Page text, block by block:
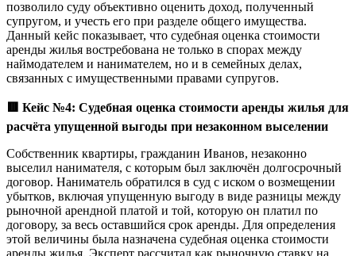
позволило суду объективно оценить доход, полученный
супругом, и учесть его при разделе общего имущества.
Данный кейс показывает, что судебная оценка стоимости
аренды жилья востребована не только в спорах между
наймодателем и нанимателем, но и в семейных делах,
связанных с имущественными правами супругов.
Кейс №4: Судебная оценка стоимости аренды жилья для
расчёта упущенной выгоды при незаконном выселении
Собственник квартиры, гражданин Иванов, незаконно
выселил нанимателя, с которым был заключён долгосрочный
договор. Наниматель обратился в суд с иском о возмещении
убытков, включая упущенную выгоду в виде разницы между
рыночной арендной платой и той, которую он платил по
договору, за весь оставшийся срок аренды. Для определения
этой величины была назначена судебная оценка стоимости
аренды жилья. Эксперт рассчитал как рыночную ставку на